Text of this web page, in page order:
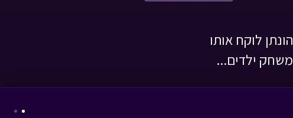
• מתוך
לוקח אותו
משחק ילדים...